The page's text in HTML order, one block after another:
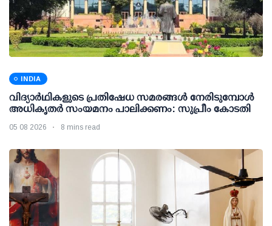
INDIA
വിദ്യാര്‍ഥികളുടെ പ്രതിഷേധ സമരങ്ങള്‍ നേരിടുമ്പോള്‍
അധികൃതര്‍ സംയമനം പാലിക്കണം: സുപ്രീം കോടതി
05 08 2026 8 mins read